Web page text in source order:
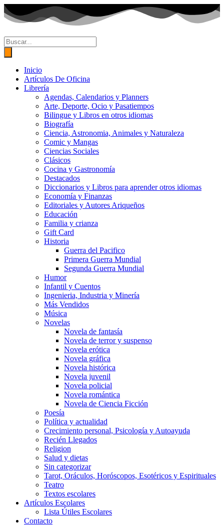
Ir
al
contenido
Búsqueda
de
productos
Inicio
Artículos De Oficina
Librería
Agendas, Calendarios y Planners
Arte, Deporte, Ocio y Pasatiempos
Bilingue y Libros en otros idiomas
Biografía
Ciencia, Astronomia, Animales y Naturaleza
Comic y Mangas
Ciencias Sociales
Clásicos
Cocina y Gastronomía
Destacados
Diccionarios y Libros para aprender otros idiomas
Economía y Finanzas
Editoriales y Autores Ariqueños
Educación
Familia y crianza
Gift Card
Historia
Guerra del Pacifico
Primera Guerra Mundial
Segunda Guerra Mundial
Humor
Infantil y Cuentos
Ingenieria, Industria y Minería
Más Vendidos
Música
Novelas
Novela de fantasía
Novela de terror y suspenso
Novela erótica
Novela gráfica
Novela histórica
Novela juvenil
Novela policial
Novela romántica
Novela de Ciencia Ficción
Poesía
Política y actualidad
Crecimiento personal, Psicología y Autoayuda
Recién Llegados
Religion
Salud y dietas
Sin categorizar
Tarot, Oráculos, Horóscopos, Esotéricos y Espirituales
Teatro
Textos escolares
Artículos Escolares
Lista Útiles Escolares
Contacto